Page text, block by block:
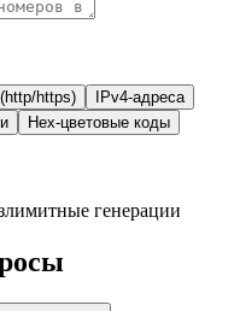
https)
IPv4-адреса
Hex-цветовые коды
генерации